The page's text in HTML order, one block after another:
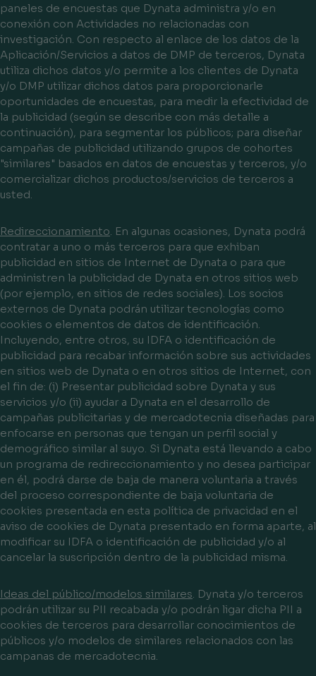
paneles de encuestas que Dynata administra y/o en
conexión con Actividades no relacionadas con
investigación. Con respecto al enlace de los datos de la
Aplicación/Servicios a datos de DMP de terceros, Dynata
utiliza dichos datos y/o permite a los clientes de Dynata
y/o DMP utilizar dichos datos para proporcionarle
oportunidades de encuestas, para medir la efectividad de
la publicidad (según se describe con más detalle a
continuación), para segmentar los públicos; para diseñar
campañas de publicidad utilizando grupos de cohortes
"similares" basados en datos de encuestas y terceros, y/o
comercializar dichos productos/servicios de terceros a
usted.
Redireccionamiento. En algunas ocasiones, Dynata podrá
contratar a uno o más terceros para que exhiban
publicidad en sitios de Internet de Dynata o para que
administren la publicidad de Dynata en otros sitios web
(por ejemplo, en sitios de redes sociales). Los socios
externos de Dynata podrán utilizar tecnologías como
cookies o elementos de datos de identificación.
Incluyendo, entre otros, su IDFA o identificación de
publicidad para recabar información sobre sus actividades
en sitios web de Dynata o en otros sitios de Internet, con
el fin de: (i) Presentar publicidad sobre Dynata y sus
servicios y/o (ii) ayudar a Dynata en el desarrollo de
campañas publicitarias y de mercadotecnia diseñadas para
enfocarse en personas que tengan un perfil social y
demográfico similar al suyo. Si Dynata está llevando a cabo
un programa de redireccionamiento y no desea participar
en él, podrá darse de baja de manera voluntaria a través
del proceso correspondiente de baja voluntaria de
cookies presentada en esta política de privacidad en el
aviso de cookies de Dynata presentado en forma aparte, al
modificar su IDFA o identificación de publicidad y/o al
cancelar la suscripción dentro de la publicidad misma.
Ideas del público/modelos similares. Dynata y/o terceros
podrán utilizar su PII recabada y/o podrán ligar dicha PII a
cookies de terceros para desarrollar conocimientos de
públicos y/o modelos de similares relacionados con las
campanas de mercadotecnia.